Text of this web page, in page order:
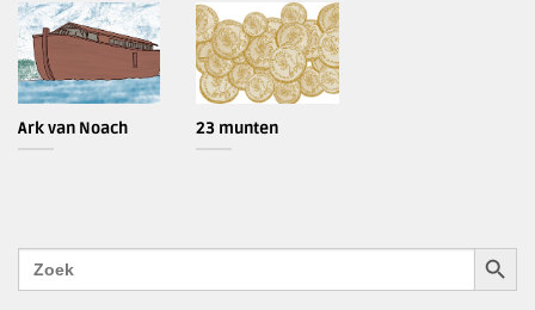
Ark van Noach 23 munten
Zoek
naar: